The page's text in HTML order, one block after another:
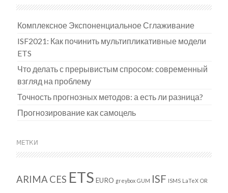
Комплексное Экспоненциальное Сглаживание
ISF2021: Как починить мультипликативные модели
ETS
Что делать с прерывистым спросом: современный
взгляд на проблему
Точность прогнозных методов: а есть ли разница?
Прогнозирование как самоцель
МЕТКИ
ARIMACES ETS EURO greybox GUM ISF ISMS LaTeX OR